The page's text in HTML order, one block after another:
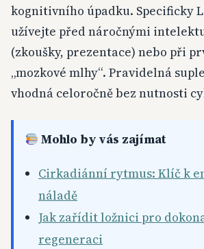
kognitivního úpadku. Specificky
užívejte před náročnými
(zkoušky, prezentace) nebo při
„mozkové mlhy“. Pravidelná
vhodná celoročně bez nutnosti
Mohlo by vás zajímat
Cirkadiánní rytmus: Klíč k
náladě
Jak zařídit ložnici pro
regeneraci